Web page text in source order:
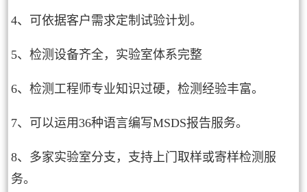
4、可依据客户需求定制试验计划。
5、检测设备齐全，实验室体系完整
6、检测工程师专业知识过硬，检测经验丰富。
7、可以运用36种语言编写MSDS报告服务。
8、多家实验室分支，支持上门取样或寄样检测服
务。